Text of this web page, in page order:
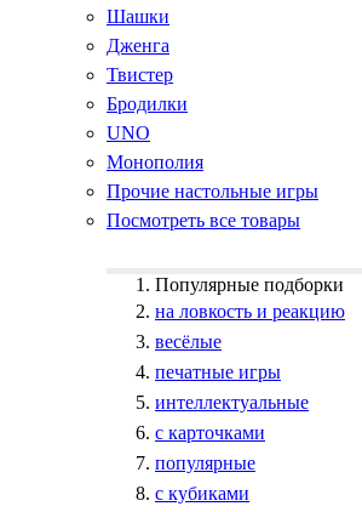
Шашки
Дженга
Твистер
Бродилки
UNO
Монополия
Прочие настольные игры
Посмотреть все товары
Популярные подборки
на ловкость и реакцию
весёлые
печатные игры
интеллектуальные
с карточками
популярные
с кубиками